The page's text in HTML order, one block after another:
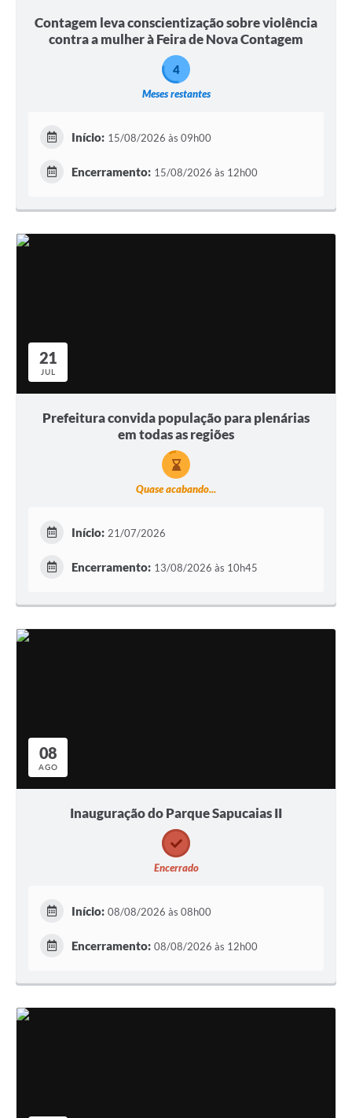
Contagem leva conscientização sobre violência
contra a mulher à Feira de Nova Contagem
Meses restantes
4
Início: 15/08/2026 às 09h00
Encerramento: 15/08/2026 às 12h00
21
JUL
Prefeitura convida população para plenárias
em todas as regiões
Quase acabando...
Início: 21/07/2026
Encerramento: 13/08/2026 às 10h45
08
AGO
Inauguração do Parque Sapucaias II
Encerrado
Início: 08/08/2026 às 08h00
Encerramento: 08/08/2026 às 12h00